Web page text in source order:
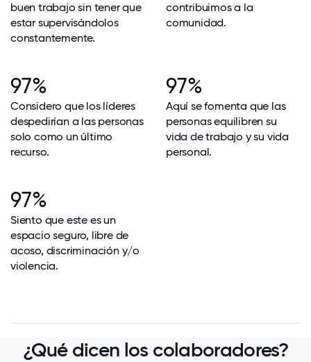
buen trabajo sin tener que
estar supervisándolos
constantemente.
contribuimos a la
comunidad.
97%
Considero que los líderes
despedirían a las personas
solo como un último
recurso.
97%
Aquí se fomenta que las
personas equilibren su
vida de trabajo y su vida
personal.
97%
Siento que este es un
espacio seguro, libre de
acoso, discriminación y/o
violencia.
¿Qué dicen los colaboradores?